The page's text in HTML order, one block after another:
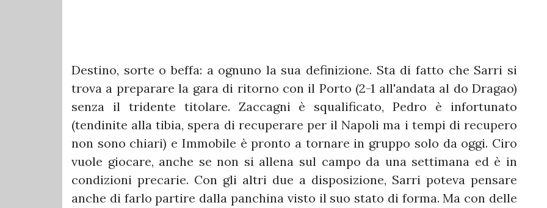
Destino, sorte o beffa: a ognuno la sua definizione. Sta di fatto che Sarri si
trova a preparare la gara di ritorno con il Porto (2-1 all'andata al do Dragao)
senza il tridente titolare. Zaccagni è squalificato, Pedro è infortunato
(tendinite alla tibia, spera di recuperare per il Napoli ma i tempi di recupero
non sono chiari) e Immobile è pronto a tornare in gruppo solo da oggi. Ciro
vuole giocare, anche se non si allena sul campo da una settimana ed è in
condizioni precarie. Con gli altri due a disposizione, Sarri poteva pensare
anche di farlo partire dalla panchina visto il suo stato di forma. Ma con delle